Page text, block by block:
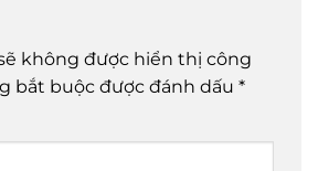
không được hiển thị công
bắt buộc được đánh dấu *